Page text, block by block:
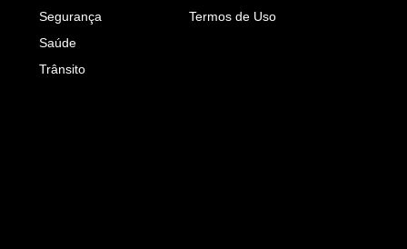
Segurança
Saúde
Trânsito
Termos de Uso